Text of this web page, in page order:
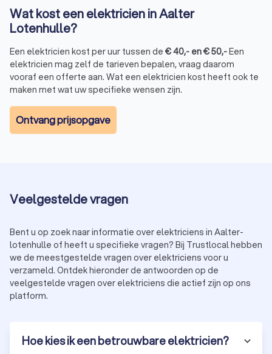
Wat kost een elektricien in Aalter
Lotenhulle?
Een elektricien kost per uur tussen de €40,- en€50,-Een
elektricien mag zelf de tarieven bepalen, vraag daarom
vooraf een offerte aan. Wat een elektricien kost heeft ook te
maken met wat uw specifieke wensen zijn.
Ontvang prijsopgave
Veelgestelde vragen
Bent u op zoek naar informatie over elektriciens in Aalter-
lotenhulle of heeft u specifieke vragen? Bij Trustlocal hebben
we de meestgestelde vragen over elektriciens voor u
verzameld. Ontdek hieronder de antwoorden op de
veelgestelde vragen over elektriciens die actief zijn op ons
platform.
Hoe kies ik een betrouwbare elektricien?